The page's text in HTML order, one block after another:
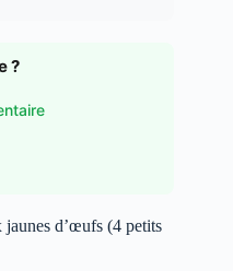
?
jaunes d’œufs (4 petits